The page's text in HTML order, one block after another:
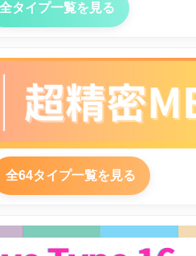
全タイプ一覧を見る
全64タイプ一覧を見る